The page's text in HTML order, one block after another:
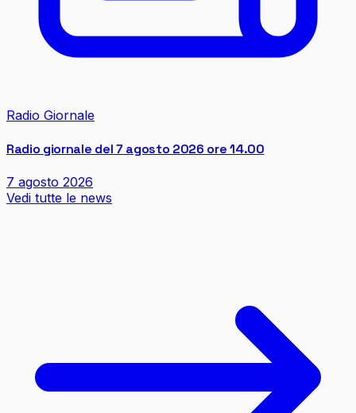
Radio Giornale
Radio giornale del 7 agosto 2026 ore 14.00
7 agosto 2026
Vedi tutte le news